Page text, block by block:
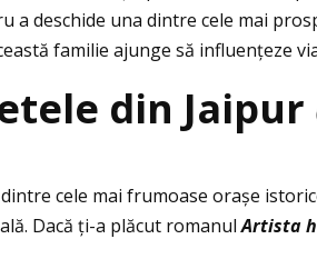
a deschide una dintre cele mai
familie ajunge să influenţeze
din Jaipur
cele mai frumoase orașe
Dacă ţi-a plăcut romanulArtista